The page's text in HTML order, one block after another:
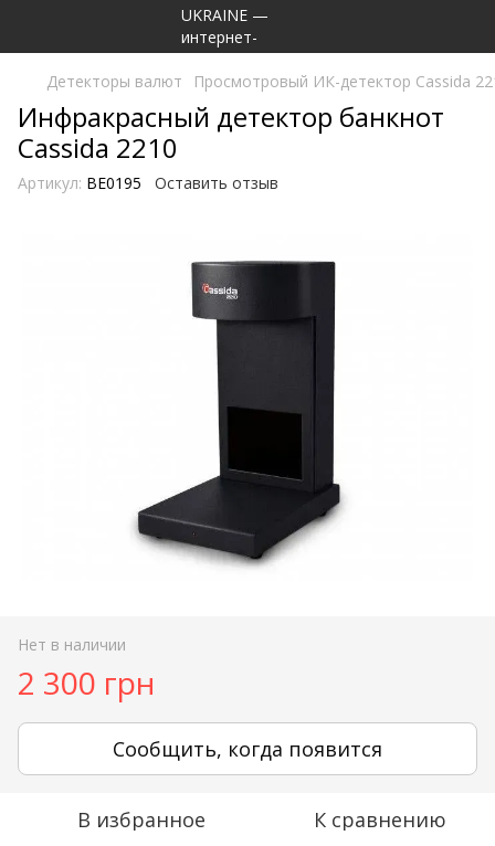
Детекторы валют Просмотровый ИК-детектор Cassida
Инфракрасный детектор банкнот
Cassida 2210
Артикул: BE0195 Оставить отзыв
Нет в наличии
2 300 грн
Сообщить, когда появится
В избранное К сравнению